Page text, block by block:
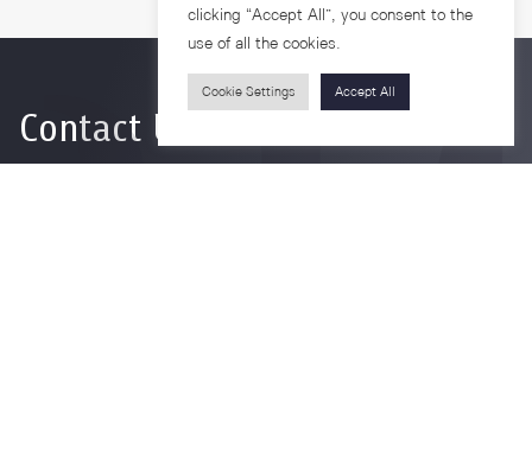
Contact Us
clicking “Accept All”, you consent to the
use of all the cookies.
Cookie Settings Accept All